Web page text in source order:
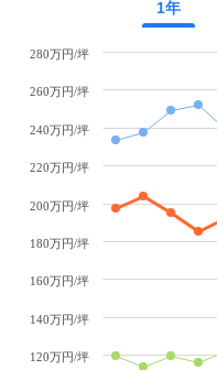
1年
120万円/坪
140万円/坪
160万円/坪
180万円/坪
200万円/坪
220万円/坪
240万円/坪
260万円/坪
280万円/坪